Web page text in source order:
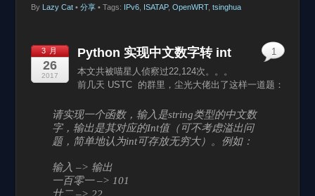
By Lazy Cat• 分享 • Tags: IPv6, ISATAP, OpenWRT, tsinghua
3 月
26
2017
Python 实现中文数字转 int
本文共被喵星人侦察过22,124次。。。
前几天 USTC 的群里，尘光大佬出了这样一道题：
请实现一个函数，输入是string类型的中文数
字，输出是其对应的Int值（可不考虑溢出问
题，简单地认为int可存放无穷大）。例如：
输入 –> 输出
一百零一 –> 101
廿二 –> 22
1